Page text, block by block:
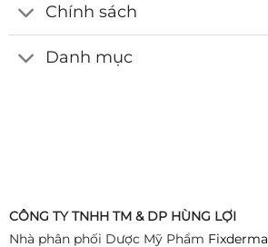
Chính sách
Danh mục
CÔNG TY TNHH TM & DP HÙNG LỢI
Nhà phân phối Dược Mỹ Phẩm Fixderma